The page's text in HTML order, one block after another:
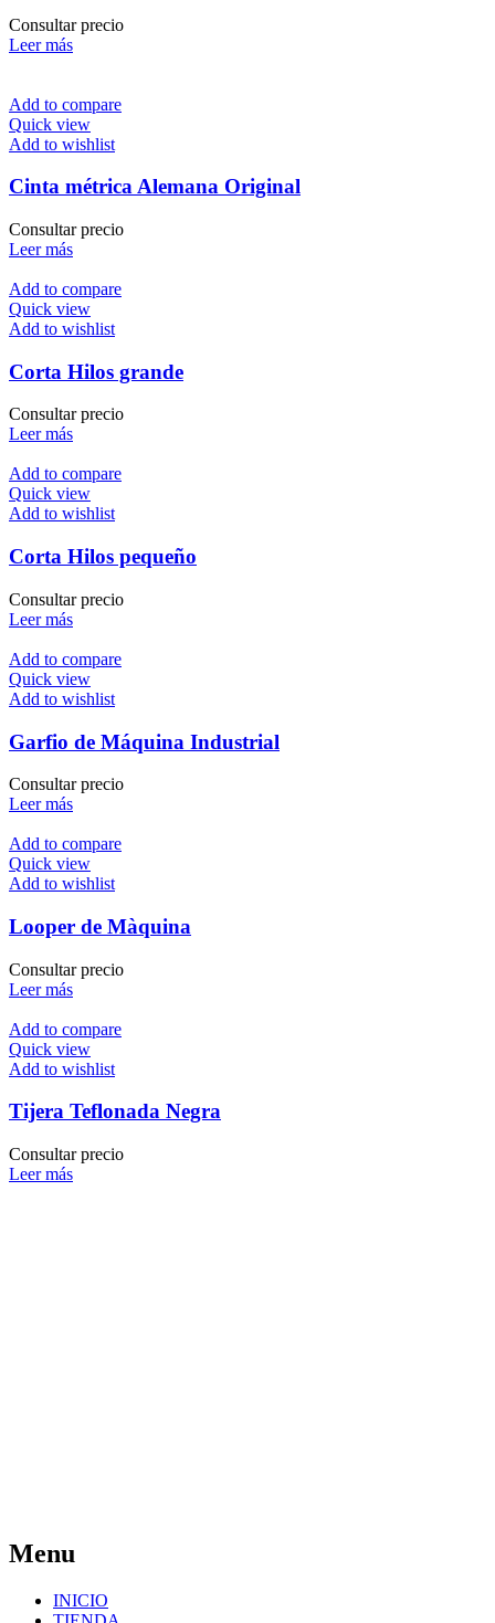
Consultar precio
Leer más
Add to compare
Quick view
Add to wishlist
Cinta métrica Alemana Original
Consultar precio
Leer más
Add to compare
Quick view
Add to wishlist
Corta Hilos grande
Consultar precio
Leer más
Add to compare
Quick view
Add to wishlist
Corta Hilos pequeño
Consultar precio
Leer más
Add to compare
Quick view
Add to wishlist
Garfio de Máquina Industrial
Consultar precio
Leer más
Add to compare
Quick view
Add to wishlist
Looper de Màquina
Consultar precio
Leer más
Add to compare
Quick view
Add to wishlist
Tijera Teflonada Negra
Consultar precio
Leer más
Menu
INICIO